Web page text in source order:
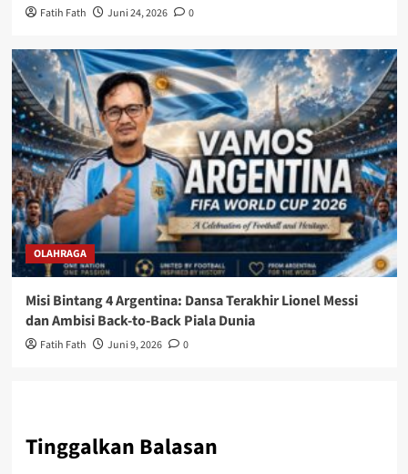
Fatih Fath Juni 24, 2026 0
OLAHRAGA
Misi Bintang 4 Argentina: Dansa Terakhir Lionel Messi
dan Ambisi Back-to-Back Piala Dunia
Fatih Fath Juni 9, 2026 0
Tinggalkan Balasan